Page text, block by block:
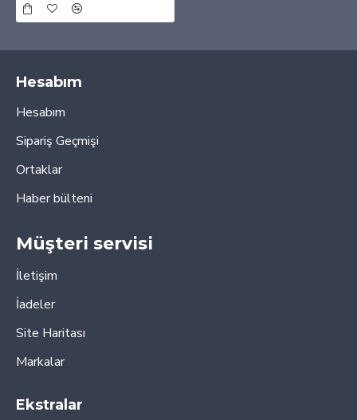
Hesabım
Hesabım
Sipariş Geçmişi
Ortaklar
Haber bülteni
Müşteri servisi
İletişim
İadeler
Site Haritası
Markalar
Ekstralar